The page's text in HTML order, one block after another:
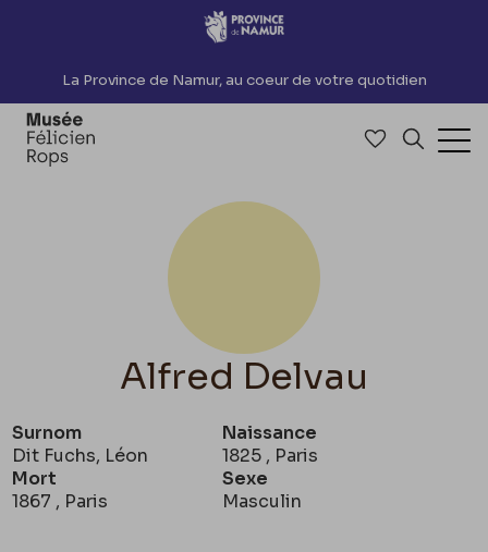
Accèder directement au contenu
La Province de Namur, au coeur de votre quotidien
Accéder à
Alfred Delvau
Surnom
Dit Fuchs, Léon
Naissance
1825 , Paris
Mort
1867 , Paris
Sexe
Masculin